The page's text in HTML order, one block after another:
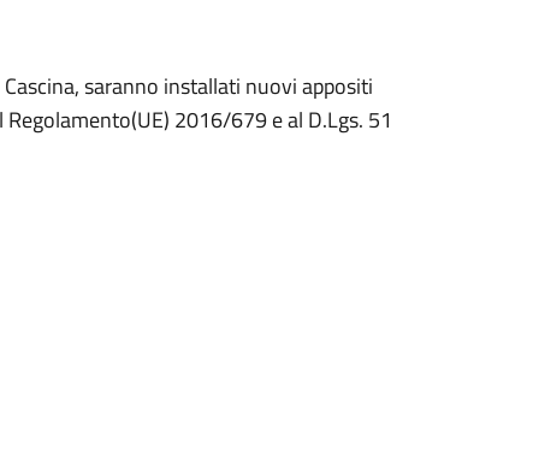
saranno installati nuovi appositi
2016/679 e al D.Lgs. 51